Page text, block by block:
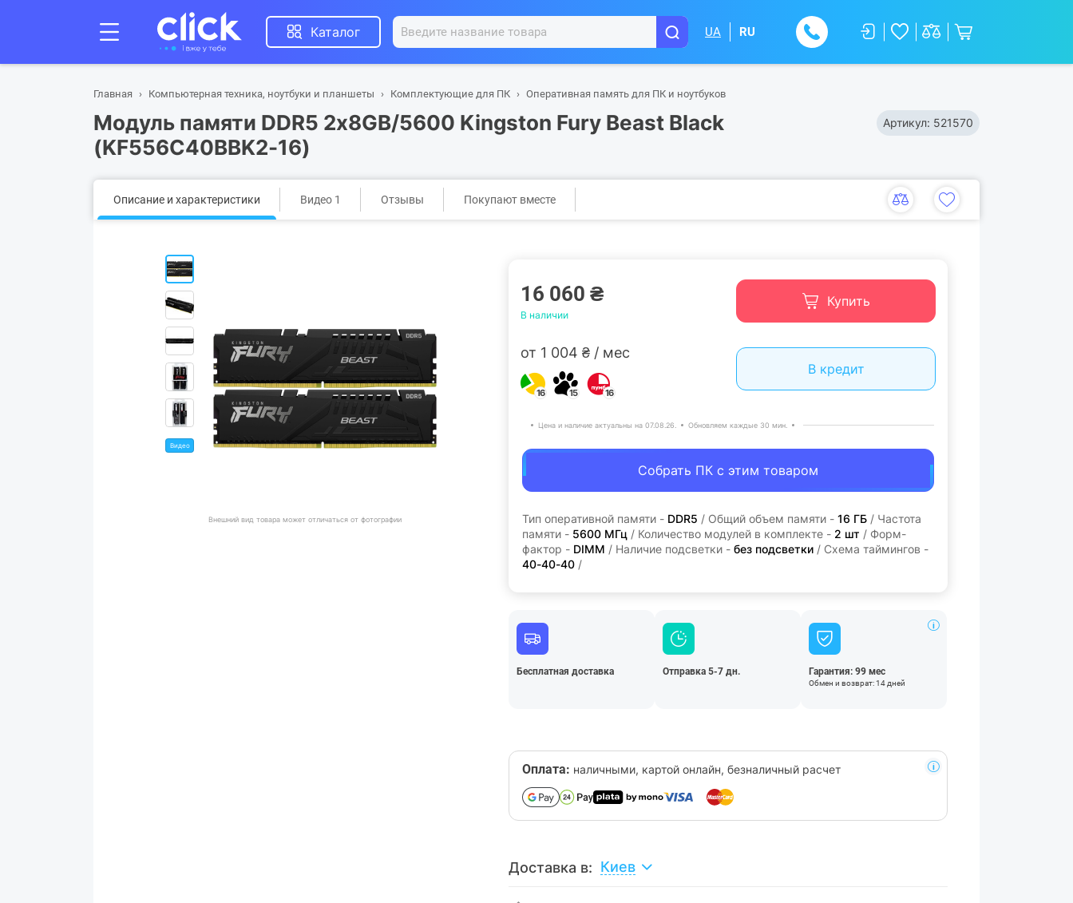
Каталог UA RU
Главная Компьютерная техника, ноутбуки и планшеты Комплектующие для ПК Оперативная память для ПК и ноутбуков
Модуль памяти DDR5 2x8GB/5600 Kingston Fury Beast Black
(KF556C40BBK2-16)
Артикул: 521570
Описание и характеристики Видео 1 Отзывы Покупают вместе
Видео
Внешний вид товара может отличаться от фотографии
16 060 ₴
В наличии
Купить
от 1 004 ₴ / мес
16 15 16
В кредит
Цена и наличие актуальны на 07.08.26. Обновляем каждые 30 мин.
Собрать ПК с этим товаром
Тип оперативной памяти - DDR5 / Общий объем памяти - 16 ГБ / Частота
памяти - 5600 МГц / Количество модулей в комплекте - 2 шт / Форм-
фактор - DIMM / Наличие подсветки - без подсветки / Схема таймингов -
40-40-40 /
Бесплатная доставка Отправка 5-7 дн. Гарантия: 99 мес
Обмен и возврат: 14 дней
Оплата: наличными, картой онлайн, безналичный расчет
Доставка в: Киев